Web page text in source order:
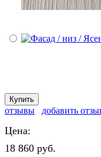
отзывы добавить
Цена:
18 860 руб.